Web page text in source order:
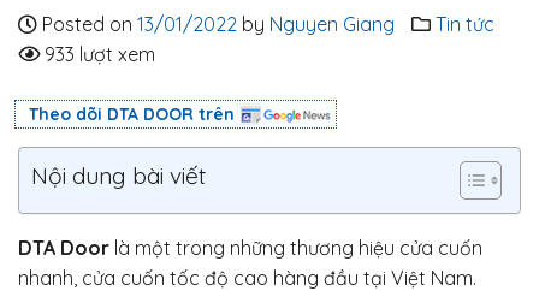
Posted on 13/01/2022 by Nguyen Giang
Tin tức
933 lượt xem
Theo dõi DTA DOOR trên
Nội dung bài viết
DTA Door là một trong những thương hiệu cửa cuốn
nhanh, cửa cuốn tốc độ cao hàng đầu tại Việt Nam.